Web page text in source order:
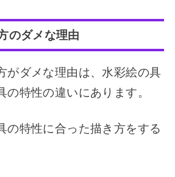
のダメな理由
がダメな理由は、水彩絵の具
の特性の違いにあります。
の特性に合った描き方をする